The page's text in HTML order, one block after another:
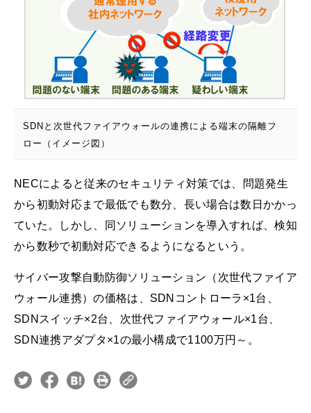
SDNと次世代ファイアウォールの連携による端末の隔離フ
ロー（イメージ図）
NECによると従来のセキュリティ対策では、問題発生
から初動対応まで最低でも数分、長い場合は数日かかっ
ていた。しかし、同ソリューションを導入すれば、検知
から数秒で初動対応できるようになるという。
サイバー攻撃自動防御ソリューション（次世代ファイア
ウォール連携）の価格は、SDNコントローラ×1台、
SDNスイッチ×2台、次世代ファイアウォール×1台、
SDN連携アダプタ×1の最小構成で1100万円～。